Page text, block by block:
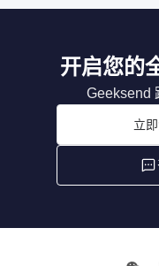
开启您的
Geeksend
立